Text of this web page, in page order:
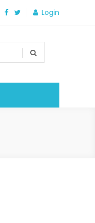
Login